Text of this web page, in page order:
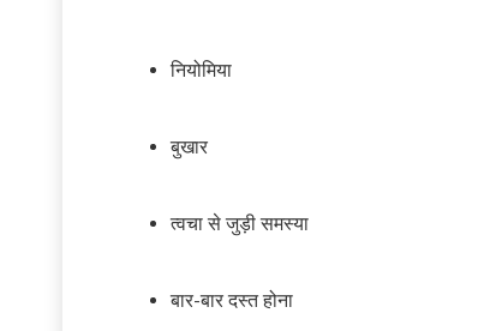
नियोमिया
बुखार
त्वचा से जुड़ी समस्या
बार-बार दस्त होना